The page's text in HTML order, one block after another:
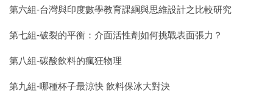
第六組-台灣與印度數學教育課綱與思維設計之比較研究
第七組-破裂的平衡：介面活性劑如何挑戰表面張力？
第八組-碳酸飲料的瘋狂物理
第九組-哪種杯子最涼快 飲料保冰大對決